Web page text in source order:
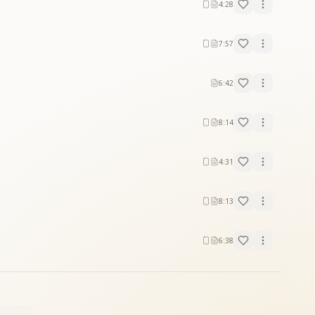
4:28
7:57
6:42
8:14
4:31
8:13
6:38